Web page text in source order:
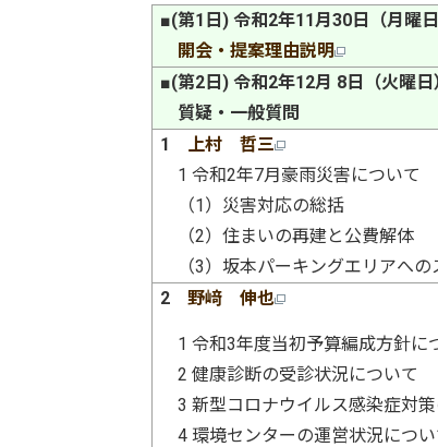
■(第1日) 令和2年11月30日（月曜日
開会・提案理由説明
■(第2日) 令和2年12月 8日（火曜日
質疑・一般質問
1
上村 哲三
1 令和2年7月豪雨災害について
（1）災害対応の総括
（2）住まいの再建と公費解体
（3）坂本パーキングエリアへ
2 野﨑 伸也
1 令和3年度当初予算編成方針に
2 健康診断の受診状況について
3 新型コロナウイルス感染症対
4 環境センターの運営状況につい